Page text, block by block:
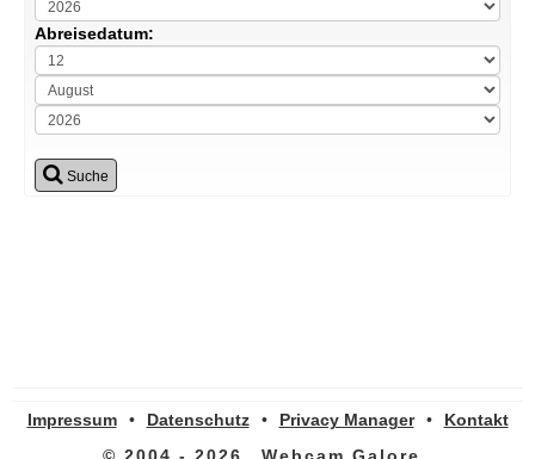
Abreisedatum:
Suche
Impressum • Datenschutz • Privacy Manager •
Kontakt